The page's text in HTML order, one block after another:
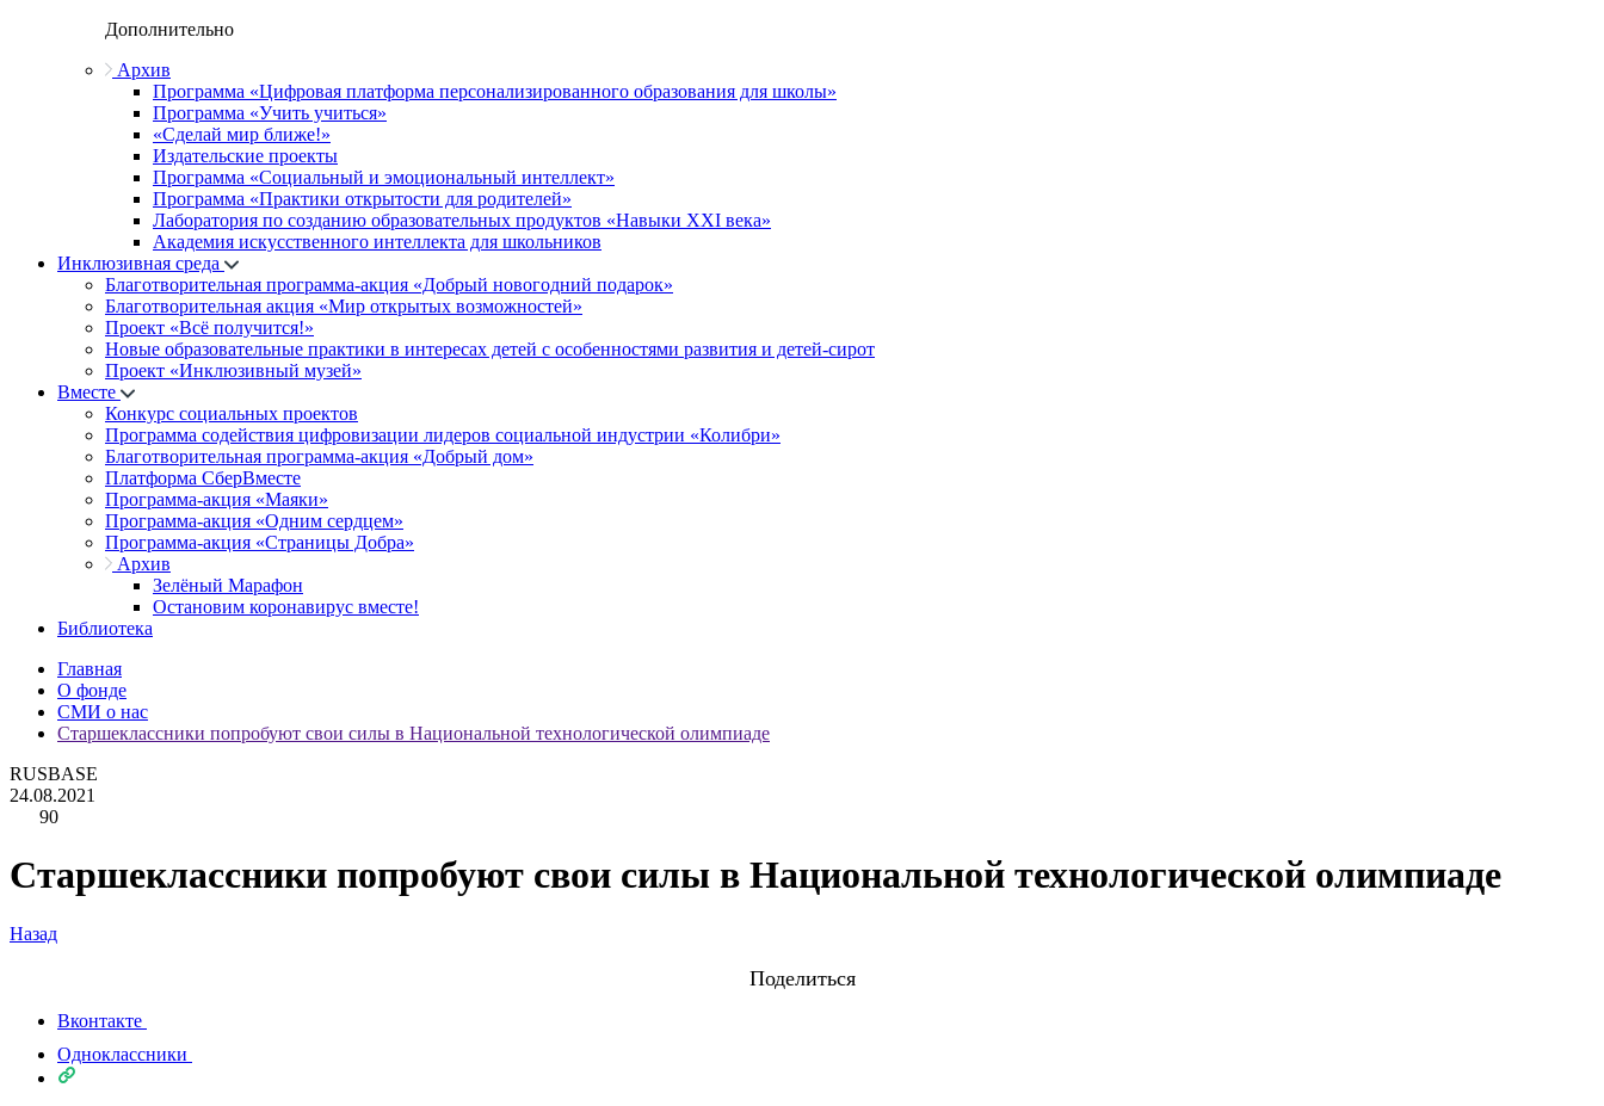
Дополнительно
Архив
Программа «Цифровая платформа персонализированного образования для школы»
Программа «Учить учиться»
«Сделай мир ближе!»
Издательские проекты
Программа «Социальный и эмоциональный интеллект»
Программа «Практики открытости для родителей»
Лаборатория по созданию образовательных продуктов «Навыки XXI века»
Академия искусственного интеллекта для школьников
Инклюзивная среда
Благотворительная программа-акция «Добрый новогодний подарок»
Благотворительная акция «Мир открытых возможностей»
Проект «Всё получится!»
Новые образовательные практики в интересах детей с особенностями развития и детей-сирот
Проект «Инклюзивный музей»
Вместе
Конкурс социальных проектов
Программа содействия цифровизации лидеров социальной индустрии «Колибри»
Благотворительная программа-акция «Добрый дом»
Платформа СберВместе
Программа-акция «Маяки»
Программа-акция «Одним сердцем»
Программа-акция «Страницы Добра»
Архив
Зелёный Марафон
Остановим коронавирус вместе!
Библиотека
Главная
О фонде
СМИ о нас
Старшеклассники попробуют свои силы в Национальной технологической олимпиаде
RUSBASE
24.08.2021
90
Старшеклассники попробуют свои силы в Национальной технологической олимпиаде
Назад
Поделиться
Вконтакте
Одноклассники